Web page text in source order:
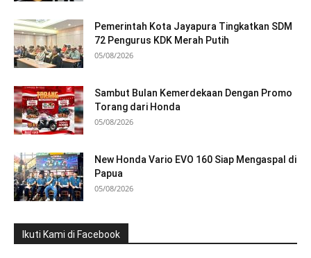
Pemerintah Kota Jayapura Tingkatkan SDM
72 Pengurus KDK Merah Putih
05/08/2026
Sambut Bulan Kemerdekaan Dengan Promo
Torang dari Honda
05/08/2026
New Honda Vario EVO 160 Siap Mengaspal di
Papua
05/08/2026
Ikuti Kami di Facebook